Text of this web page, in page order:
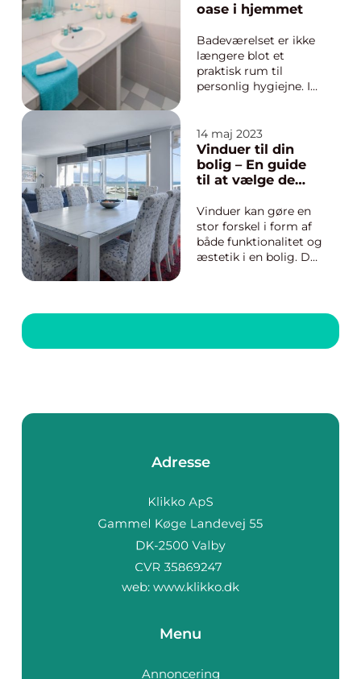
oase i hjemmet
Badeværelset er ikke
længere blot et
praktisk rum til
personlig hygiejne. I
afslapning og
velvære, et sted hvor
design og
funktionalitet går
fokus på hjemmets
estetik og en stigende
eftersp...
14 maj 2023
Vinduer til din
bolig – En guide
til at vælge de
Vinduer kan gøre en
stor forskel i form af
både funktionalitet og
æstetik i en bolig. De
naturligt lys,
varmeisolering. Men
Adresse
web: www.klikko.dk
Menu
Annoncering